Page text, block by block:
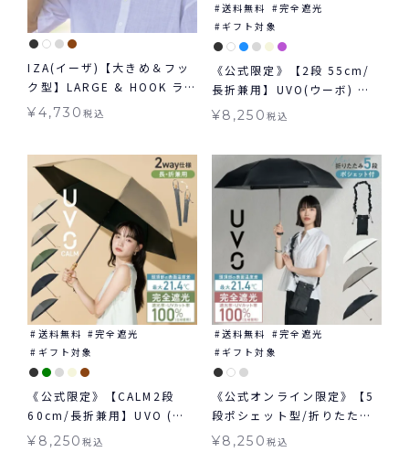
IZA(イーザ)【大きめ＆フッ
ク型】LARGE & HOOK ラ
ージ＆フック 日傘 折りたた
¥4,730税込
送料無料
完全遮光
ギフト対象
《公式限定》【2段 55cm/
長折兼用】UVO(ウーボ) 最
強の日傘 2way 折りたたみ
¥8,250 税込
送料無料
完全遮光
ギフト対象
《公式限定》【CALM2段
60cm/長折兼用】UVO (ウ
ーボ) 最強の日傘 無地 ミニ
¥ 8,250税込
送料無料
完全遮光
ギフト対象
《公式オンライン限定》【5
段ポシェット型/折りたた
み】UVO(ウーボ) 最強の日
¥8,250 税込